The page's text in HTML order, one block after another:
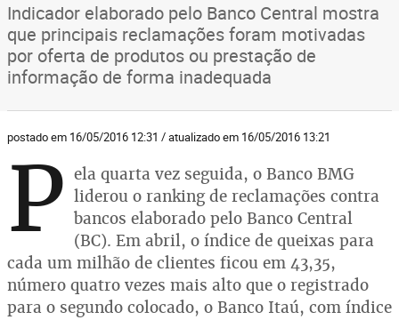
Indicador elaborado pelo Banco Central mostra
que principais reclamações foram motivadas
por oferta de produtos ou prestação de
informação de forma inadequada
postado em 16/05/2016 12:31 / atualizado em 16/05/2016 13:21
P ela quarta vez seguida, o Banco BMG
liderou o ranking de reclamações contra
bancos elaborado pelo Banco Central
(BC). Em abril, o índice de queixas para
cada um milhão de clientes ficou em 43,35,
número quatro vezes mais alto que o registrado
para o segundo colocado, o Banco Itaú, com índice